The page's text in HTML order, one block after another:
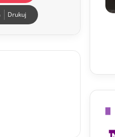
Drukuj